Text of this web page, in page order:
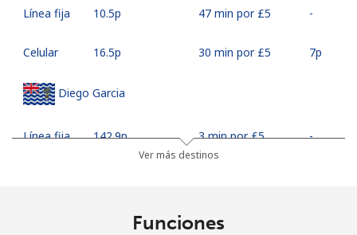
Línea fija ⁦10.5p⁩ 47 min por ⁦£5⁩ -
Celular ⁦16.5p⁩ 30 min por ⁦£5⁩ ⁦7p⁩
Diego Garcia
Línea fija ⁦142.9p⁩ 3 min por ⁦£5⁩ -
Ver más destinos
Funciones